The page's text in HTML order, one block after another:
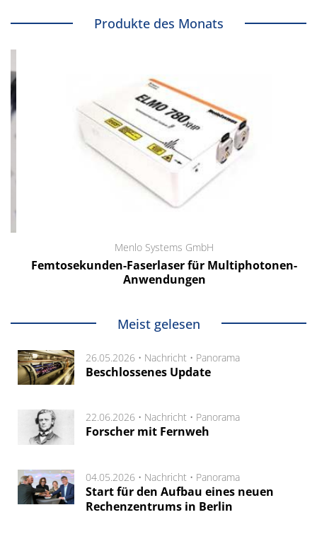
Produkte des Monats
Menlo Systems GmbH
Femtosekunden-Faserlaser für Multiphotonen-
Anwendungen
Meist gelesen
26.05.2026 • Nachricht • Panorama
Beschlossenes Update
22.06.2026 • Nachricht • Panorama
Forscher mit Fernweh
04.05.2026 • Nachricht • Panorama
Start für den Aufbau eines neuen
Rechenzentrums in Berlin